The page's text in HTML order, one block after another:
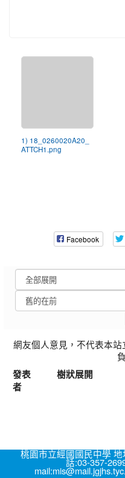
1) 18_0260020A20_
ATTCH1.png
Facebook
網友個人意見，不代表本
發表
者
樹狀展開
桃園市立經國國民中學
話:03-357-